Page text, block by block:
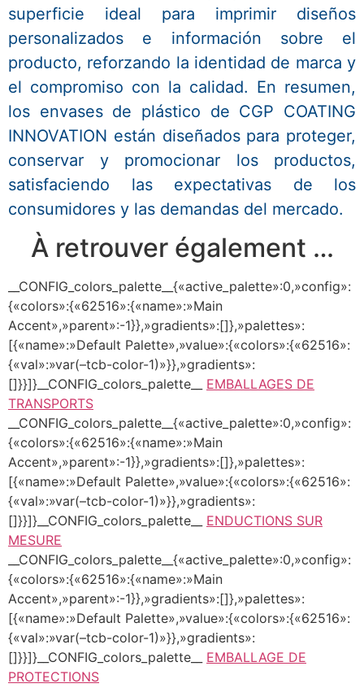
superficie ideal para imprimir diseños
personalizados e información sobre el
producto, reforzando la identidad de marca y
el compromiso con la calidad. En resumen,
los envases de plástico de CGP COATING
INNOVATION están diseñados para proteger,
conservar y promocionar los productos,
satisfaciendo las expectativas de los
consumidores y las demandas del mercado.
À retrouver également …
__CONFIG_colors_palette__{«active_palette»:0,»config»:
{«colors»:{«62516»:{«name»:»Main
Accent»,»parent»:-1}},»gradients»:[]},»palettes»:
[{«name»:»Default Palette»,»value»:{«colors»:{«62516»:
{«val»:»var(–tcb-color-1)»}},»gradients»:
[]}}]}__CONFIG_colors_palette__ EMBALLAGES DE
TRANSPORTS
__CONFIG_colors_palette__{«active_palette»:0,»config»:
{«colors»:{«62516»:{«name»:»Main
Accent»,»parent»:-1}},»gradients»:[]},»palettes»:
[{«name»:»Default Palette»,»value»:{«colors»:{«62516»:
{«val»:»var(–tcb-color-1)»}},»gradients»:
[]}}]}__CONFIG_colors_palette__ ENDUCTIONS SUR
MESURE
__CONFIG_colors_palette__{«active_palette»:0,»config»:
{«colors»:{«62516»:{«name»:»Main
Accent»,»parent»:-1}},»gradients»:[]},»palettes»:
[{«name»:»Default Palette»,»value»:{«colors»:{«62516»:
{«val»:»var(–tcb-color-1)»}},»gradients»:
[]}}]}__CONFIG_colors_palette__ EMBALLAGE DE
PROTECTIONS